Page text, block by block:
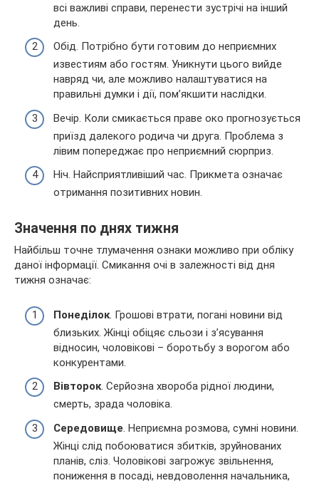
всі важливі справи, перенести зустрічі на інший
день.
Обід. Потрібно бути готовим до неприємних
известиям або гостям. Уникнути цього вийде
навряд чи, але можливо налаштуватися на
правильні думки і дії, пом’якшити наслідки.
Вечір. Коли смикається праве око прогнозується
приїзд далекого родича чи друга. Проблема з
лівим попереджає про неприємний сюрприз.
Ніч. Найсприятливіший час. Прикмета означає
отримання позитивних новин.
Значення по днях тижня
Найбільш точне тлумачення ознаки можливо при обліку
даної інформації. Смикання очі в залежності від дня
тижня означає:
Понеділок. Грошові втрати, погані новини від
близьких. Жінці обіцяє сльози і з’ясування
відносин, чоловікові – боротьбу з ворогом або
конкурентами.
Вівторок. Серйозна хвороба рідної людини,
смерть, зрада чоловіка.
Середовище. Неприємна розмова, сумні новини.
Жінці слід побоюватися збитків, зруйнованих
планів, сліз. Чоловікові загрожує звільнення,
пониження в посаді, невдоволення начальника,